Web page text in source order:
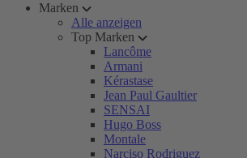
Marken
Alle anzeigen
Top Marken
Lancôme
Armani
Kérastase
Jean Paul Gaultier
SENSAI
Hugo Boss
Montale
Narciso Rodriguez